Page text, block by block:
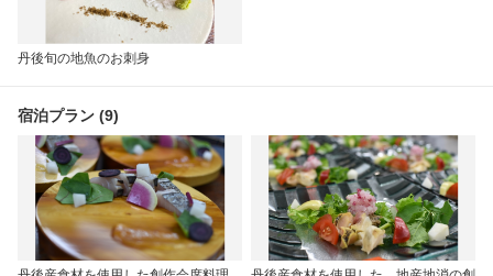
丹後旬の地魚のお刺身
宿泊プラン (9)